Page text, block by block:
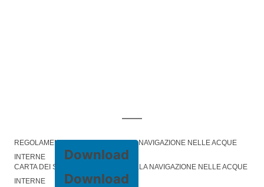
REGOLAMENTO DEL MUSEO DELLA NAVIGAZIONE NELLE ACQUE
INTERNE
Download
CARTA DEI SERVIZI DEL MUSEO DELLA NAVIGAZIONE NELLE ACQUE
INTERNE
Download